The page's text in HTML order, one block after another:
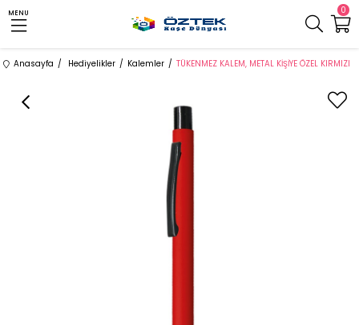
0
MENU
Anasayfa Hediyelikler Kalemler TÜKENMEZ KALEM, METAL KİŞİYE ÖZEL KIRMIZI